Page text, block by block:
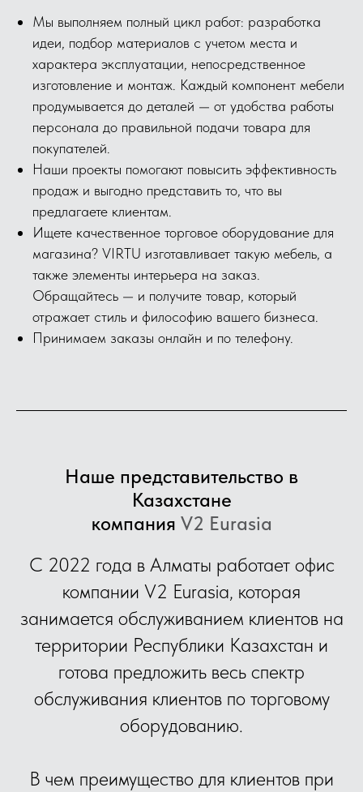
Мы выполняем полный цикл работ: разработка
идеи, подбор материалов с учетом места и
характера эксплуатации, непосредственное
изготовление и монтаж. Каждый компонент мебели
продумывается до деталей — от удобства работы
персонала до правильной подачи товара для
покупателей.
Наши проекты помогают повысить эффективность
продаж и выгодно представить то, что вы
предлагаете клиентам.
Ищете качественное торговое оборудование для
магазина? VIRTU изготавливает такую мебель, а
также элементы интерьера на заказ.
Обращайтесь — и получите товар, который
отражает стиль и философию вашего бизнеса.
Принимаем заказы онлайн и по телефону.
Наше представительство в
Казахстане
компания V2 Eurasia
С 2022 года в Алматы работает офис
компании V2 Eurasia, которая
занимается обслуживанием клиентов на
территории Республики Казахстан и
готова предложить весь спектр
обслуживания клиентов по торговому
оборудованию.
В чем преимущество для клиентов при